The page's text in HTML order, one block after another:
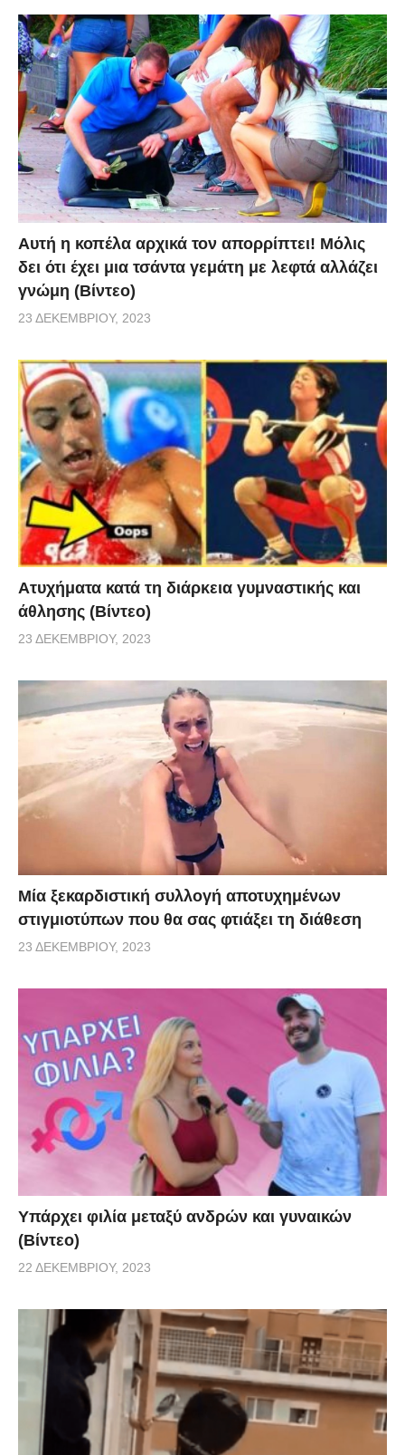
Αυτή η κοπέλα αρχικά τον απορρίπτει! Μόλις
δει ότι έχει μια τσάντα γεμάτη με λεφτά αλλάζει
γνώμη (Βίντεο)
23 ΔΕΚΕΜΒΡΊΟΥ, 2023
Aτυχήματα κατά τη διάρκεια γυμναστικής και
άθλησης (Βίντεο)
23 ΔΕΚΕΜΒΡΊΟΥ, 2023
Μία ξεκαρδιστική συλλογή αποτυχημένων
στιγμιοτύπων που θα σας φτιάξει τη διάθεση
23 ΔΕΚΕΜΒΡΊΟΥ, 2023
Υπάρχει φιλία μεταξύ ανδρών και γυναικών
(Βίντεο)
22 ΔΕΚΕΜΒΡΊΟΥ, 2023